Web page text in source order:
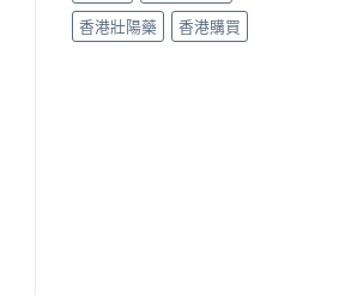
香港壯陽藥
香港購買